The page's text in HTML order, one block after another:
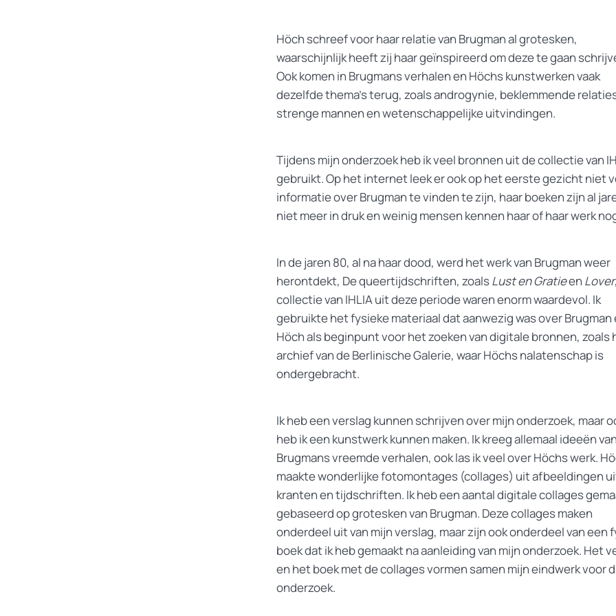
Höch schreef voor haar relatie van Brugman al grotesken,
waarschijnlijk heeft zij haar geïnspireerd om deze te gaan
Ook komen in Brugmans verhalen en Höchs kunstwerken vaak
dezelfde thema’s terug, zoals androgynie, beklemmende
strenge mannen en wetenschappelijke uitvindingen.
Tijdens mijn onderzoek heb ik veel bronnen uit de collectie van
gebruikt. Op het internet leek er ook op het eerste gezicht niet
informatie over Brugman te vinden te zijn, haar boeken zijn al
niet meer in druk en weinig mensen kennen haar of haar werk
In de jaren 80, al na haar dood, werd het werk van Brugman weer
herontdekt, De queertijdschriften, zoalsLust en Gratieen Lover
collectie van IHLIA uit deze periode waren enorm waardevol. Ik
gebruikte het fysieke materiaal dat aanwezig was over Brugman
Höch als beginpunt voor het zoeken van digitale bronnen, zoals
archief van de Berlinische Galerie, waar Höchs nalatenschap is
ondergebracht.
Ik heb een verslag kunnen schrijven over mijn onderzoek, maar
heb ik een kunstwerk kunnen maken. Ik kreeg allemaal ideeën van
Brugmans vreemde verhalen, ook las ik veel over Höchs werk.
maakte wonderlijke fotomontages (collages) uit afbeeldingen
kranten en tijdschriften. Ik heb een aantal digitale collages
gebaseerd op grotesken van Brugman. Deze collages maken
onderdeel uit van mijn verslag, maar zijn ook onderdeel van een
boek dat ik heb gemaakt na aanleiding van mijn onderzoek. Het
en het boek met de collages vormen samen mijn eindwerk voor
onderzoek.